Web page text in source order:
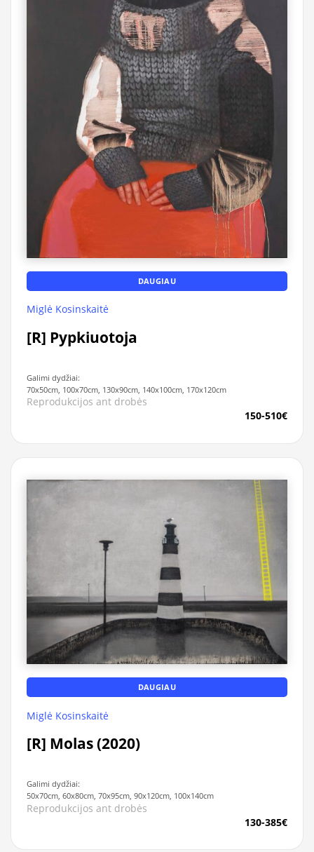
DAUGIAU
Miglė Kosinskaitė
[R] Pypkiuotoja
Galimi dydžiai:
70x50cm, 100x70cm, 130x90cm, 140x100cm, 170x120cm
Reprodukcijos ant drobės
150-510€
DAUGIAU
Miglė Kosinskaitė
[R] Molas (2020)
Galimi dydžiai:
50x70cm, 60x80cm, 70x95cm, 90x120cm, 100x140cm
Reprodukcijos ant drobės
130-385€